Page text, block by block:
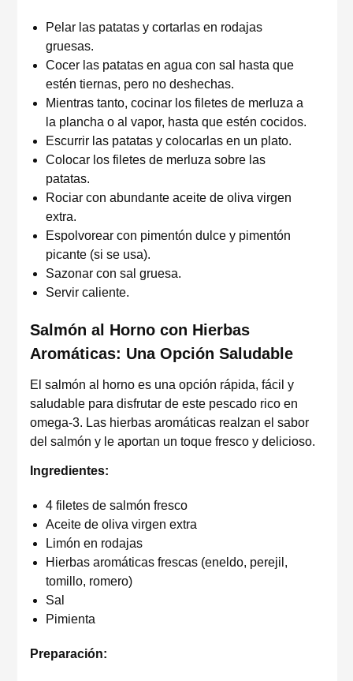
Pelar las patatas y cortarlas en rodajas
gruesas.
Cocer las patatas en agua con sal hasta que
estén tiernas, pero no deshechas.
Mientras tanto, cocinar los filetes de merluza a
la plancha o al vapor, hasta que estén cocidos.
Escurrir las patatas y colocarlas en un plato.
Colocar los filetes de merluza sobre las
patatas.
Rociar con abundante aceite de oliva virgen
extra.
Espolvorear con pimentón dulce y pimentón
picante (si se usa).
Sazonar con sal gruesa.
Servir caliente.
Salmón al Horno con Hierbas
Aromáticas: Una Opción Saludable
El salmón al horno es una opción rápida, fácil y
saludable para disfrutar de este pescado rico en
omega-3. Las hierbas aromáticas realzan el sabor
del salmón y le aportan un toque fresco y delicioso.
Ingredientes:
4 filetes de salmón fresco
Aceite de oliva virgen extra
Limón en rodajas
Hierbas aromáticas frescas (eneldo, perejil,
tomillo, romero)
Sal
Pimienta
Preparación: